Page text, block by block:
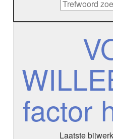
ADAPALEEN
ADAPALEEN /
AFATINIB
AFLIBERCEPT parenteraal
AFLIBERCEPT intravitreaal
AGALSIDASE alfa
AGALSIDASE bèta
AGOMELATINE
factor
Laatste